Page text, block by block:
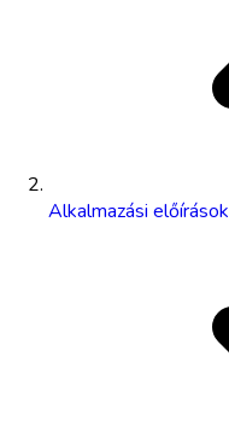
Alkalmazási előírások